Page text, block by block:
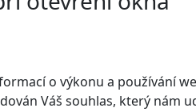
o výkonu a používání
Váš souhlas, který